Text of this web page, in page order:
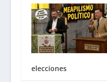
elecciones